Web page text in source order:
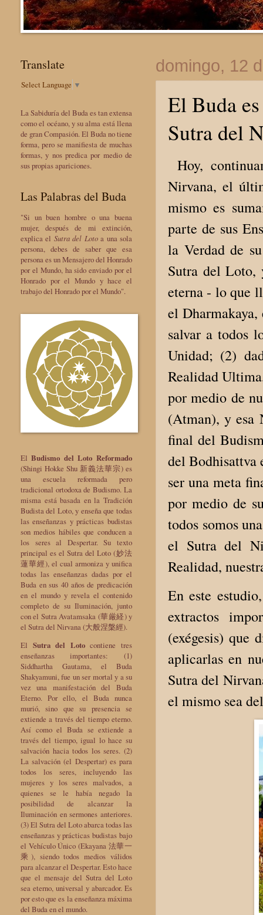
domingo, 12
El Buda
Sutra del
Hoy,
Nirvana, el
mismo es
parte de sus
la Verdad de
Sutra del Loto,
eterna - lo que
el
salvar a todos
Unidad; (2)
Realidad
por medio de
(Atman), y esa
final del
del Bodhisattva
ser una meta
por medio de
todos somos
el Sutra del
Realidad,
En este
extractos
(exégesis) que
aplicarlas en
Sutra del
el mismo sea
Translate
Select Language ▼
La Sabiduría del Buda es tan extensa
como el océano, y su alma está llena
de gran Compasión. El Buda no tiene
forma, pero se manifiesta de muchas
formas, y nos predica por medio de
sus propias apariciones.
Las Palabras del Buda
"Si un buen hombre o una buena
mujer, después de mi extinción,
explica el Sutra del Lotoa una sola
persona, debes de saber que esa
persona es un Mensajero del Honrado
por el Mundo, ha sido enviado por el
Honrado por el Mundo y hace el
trabajo del Honrado por el Mundo".
ElBudismo del Loto Reformado
(Shingi Hokke Shu 新義法華宗) es
una escuela reformada pero
tradicional ortodoxa de Budismo. La
misma está basada en la Tradición
Budista del Loto, y enseña que todas
las enseñanzas y prácticas budistas
son medios hábiles que conducen a
los seres al Despertar. Su texto
principal es el Sutra del Loto (妙法
蓮華經), el cual armoniza y unifica
todas las enseñanzas dadas por el
Buda en sus 40 años de predicación
en el mundo y revela el contenido
completo de su Iluminación, junto
con el Sutra Avatamsaka (華厳経) y
el Sutra del Nirvana (大般涅槃經).
El Sutra del Lotocontiene tres
enseñanzas importantes: (1)
Siddhartha Gautama, el Buda
Shakyamuni, fue un ser mortal y a su
vez una manifestación del Buda
Eterno. Por ello, el Buda nunca
murió, sino que su presencia se
extiende a través del tiempo eterno.
Así como el Buda se extiende a
través del tiempo, igual lo hace su
salvación hacia todos los seres. (2)
La salvación (el Despertar) es para
todos los seres, incluyendo las
mujeres y los seres malvados, a
quienes se le había negado la
posibilidad de alcanzar la
Iluminación en sermones anteriores.
(3) El Sutra del Loto abarca todas las
enseñanzas y prácticas budistas bajo
el Vehículo Único (Ekayana 法華一
乘), siendo todos medios válidos
para alcanzar el Despertar. Esto hace
que el mensaje del Sutra del Loto
sea eterno, universal y abarcador. Es
por esto que es la enseñanza máxima
del Buda en el mundo.